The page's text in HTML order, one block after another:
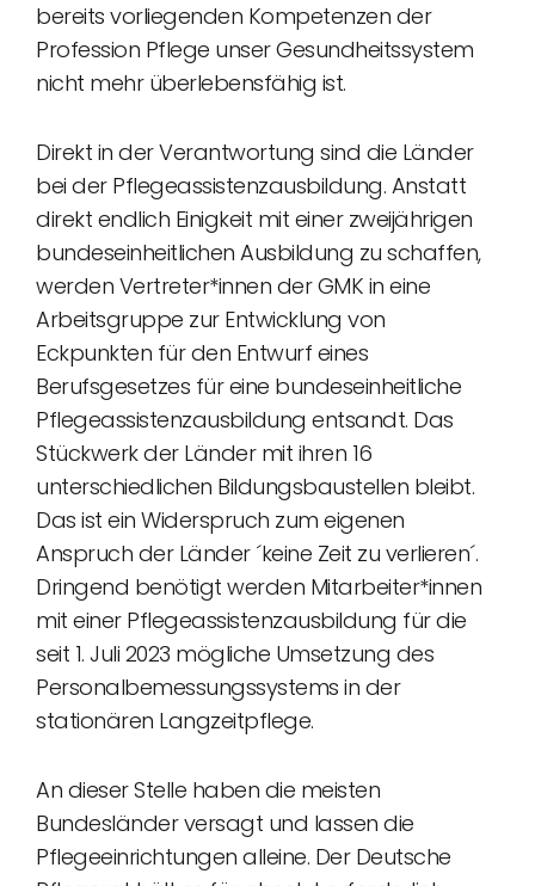
bereits vorliegenden Kompetenzen der
Profession Pflege unser Gesundheitssystem
nicht mehr überlebensfähig ist.
Direkt in der Verantwortung sind die Länder
bei der Pflegeassistenzausbildung. Anstatt
direkt endlich Einigkeit mit einer zweijährigen
bundeseinheitlichen Ausbildung zu schaffen,
werden Vertreter*innen der GMK in eine
Arbeitsgruppe zur Entwicklung von
Eckpunkten für den Entwurf eines
Berufsgesetzes für eine bundeseinheitliche
Pflegeassistenzausbildung entsandt. Das
Stückwerk der Länder mit ihren 16
unterschiedlichen Bildungsbaustellen bleibt.
Das ist ein Widerspruch zum eigenen
Anspruch der Länder ´keine Zeit zu verlieren´.
Dringend benötigt werden Mitarbeiter*innen
mit einer Pflegeassistenzausbildung für die
seit 1. Juli 2023 mögliche Umsetzung des
Personalbemessungssystems in der
stationären Langzeitpflege.
An dieser Stelle haben die meisten
Bundesländer versagt und lassen die
Pflegeeinrichtungen alleine. Der Deutsche